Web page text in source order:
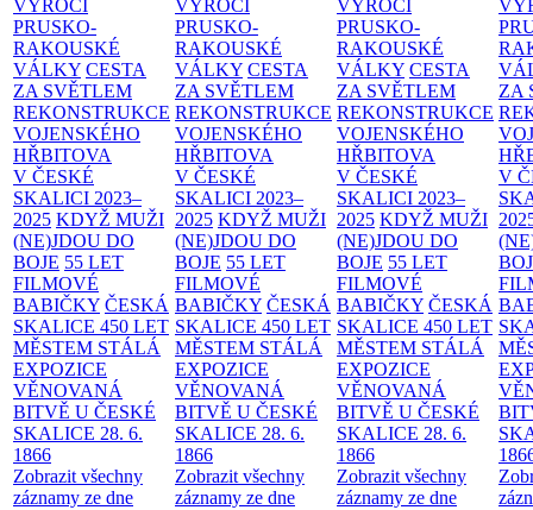
VÝROČÍ
PRUSKO-
RAKOUSKÉ
VÁLKY CESTA
ZA SVĚTLEM
REKONSTRUKCE
VOJENSKÉHO
HŘBITOVA
V ČESKÉ
SKALICI 2023–
2025 KDYŽ MUŽI
(NE)JDOU DO
BOJE 55 LET
FILMOVÉ
BABIČKY ČESKÁ
SKALICE 450 LET
MĚSTEM STÁLÁ
EXPOZICE
VĚNOVANÁ
BITVĚ U ČESKÉ
SKALICE 28. 6.
1866
Zobrazit všechny
záznamy ze dne
VÝROČÍ
PRUSKO-
RAKOUSKÉ
VÁLKY CESTA
ZA SVĚTLEM
REKONSTRUKCE
VOJENSKÉHO
HŘBITOVA
V ČESKÉ
SKALICI 2023–
2025 KDYŽ MUŽI
(NE)JDOU DO
BOJE 55 LET
FILMOVÉ
BABIČKY ČESKÁ
SKALICE 450 LET
MĚSTEM STÁLÁ
EXPOZICE
VĚNOVANÁ
BITVĚ U ČESKÉ
SKALICE 28. 6.
1866
Zobrazit všechny
záznamy ze dne
VÝROČÍ
PRUSKO-
RAKOUSKÉ
VÁLKY CESTA
ZA SVĚTLEM
REKONSTRUKCE
VOJENSKÉHO
HŘBITOVA
V ČESKÉ
SKALICI 2023–
2025 KDYŽ MUŽI
(NE)JDOU DO
BOJE 55 LET
FILMOVÉ
BABIČKY ČESKÁ
SKALICE 450 LET
MĚSTEM STÁLÁ
EXPOZICE
VĚNOVANÁ
BITVĚ U ČESKÉ
SKALICE 28. 6.
1866
Zobrazit všechny
záznamy ze dne
ZA
V